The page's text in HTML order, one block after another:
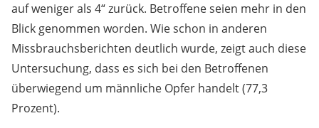
auf weniger als 4“ zurück. Betroffene seien mehr in den
Blick genommen worden. Wie schon in anderen
Missbrauchsberichten deutlich wurde, zeigt auch diese
Untersuchung, dass es sich bei den Betroffenen
überwiegend um männliche Opfer handelt (77,3
Prozent).